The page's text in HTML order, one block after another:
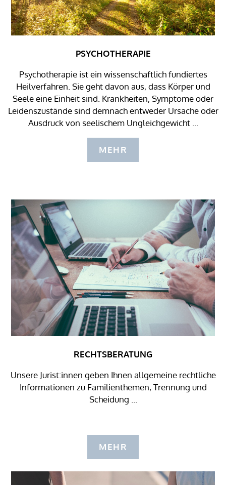
PSYCHOTHERAPIE
Psychotherapie ist ein wissenschaftlich fundiertes
Heilverfahren. Sie geht davon aus, dass Körper und
Seele eine Einheit sind. Krankheiten, Symptome oder
Leidenszustände sind demnach entweder Ursache oder
Ausdruck von seelischem Ungleichgewicht …
MEHR
RECHTSBERATUNG
Unsere Jurist:innen geben Ihnen allgemeine rechtliche
Informationen zu Familienthemen, Trennung und
Scheidung ...
MEHR